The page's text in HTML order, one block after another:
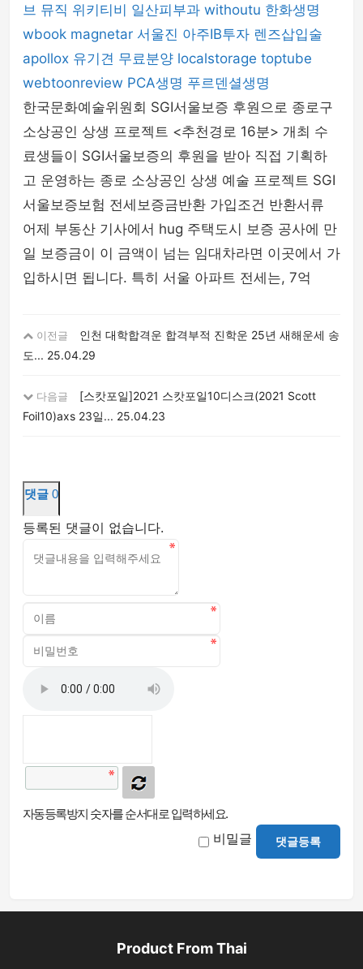
브 뮤직 위키티비 일산피부과 withoutu 한화생명
wbook magnetar 서울진 아주IB투자 렌즈삽입술
apollox 유기견 무료분양 localstorage toptube
webtoonreview PCA생명 푸르덴셜생명
한국문화예술위원회 SGI서울보증 후원으로 종로구
소상공인 상생 프로젝트 <추천경로 16분> 개최 수
료생들이 SGI서울보증의 후원을 받아 직접 기획하
고 운영하는 종로 소상공인 상생 예술 프로젝트 SGI
서울보증보험 전세보증금반환 가입조건 반환서류
어제 부동산 기사에서 hug 주택도시 보증 공사에 만
일 보증금이 이 금액이 넘는 임대차라면 이곳에서 가
입하시면 됩니다. 특히 서울 아파트 전세는, 7억
이전글
인천 대학합격운 합격부적 진학운 25년 새해운세 송
도... 25.04.29
다음글
[스캇포일]2021 스캇포일10디스크(2021 Scott
Foil10)axs 23일... 25.04.23
댓글 0
등록된 댓글이 없습니다.
자동등록방지 숫자를 순서대로 입력하세요.
비밀글 댓글등록
Product From Thai